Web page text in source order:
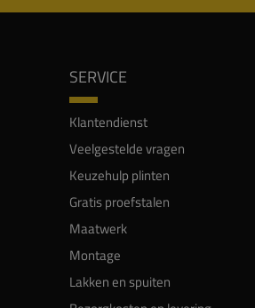
SERVICE
Klantendienst
Veelgestelde vragen
Keuzehulp plinten
Gratis proefstalen
Maatwerk
Montage
Lakken en spuiten